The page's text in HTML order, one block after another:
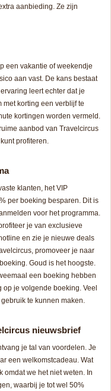
aanbieding. Ze zijn
een vakantie of weekendje
aan vast. De kans bestaat
leert echter dat je
korting een verblijf te
kortingen worden vermeld.
aanbod van Travelcircus
profiteren.
klanten, het VIP
per boeking besparen. Dit is
voor het programma.
je van exclusieve
en zie je nieuwe deals
promoveer je naar
Goud is het hoogste.
een boeking hebben
je volgende boeking. Veel
te kunnen maken.
nieuwsbrief
je tal van voordelen. Je
een welkomstcadeau. Wat
omdat we het niet weten. In
waarbij je tot wel 50%